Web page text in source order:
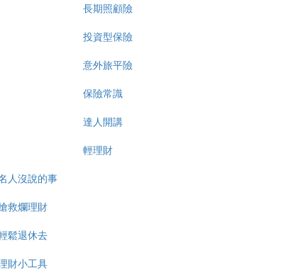
長期照顧險
投資型保險
意外旅平險
保險常識
達人開講
輕理財
人沒說的事
救爛理財
鬆退休去
財小工具